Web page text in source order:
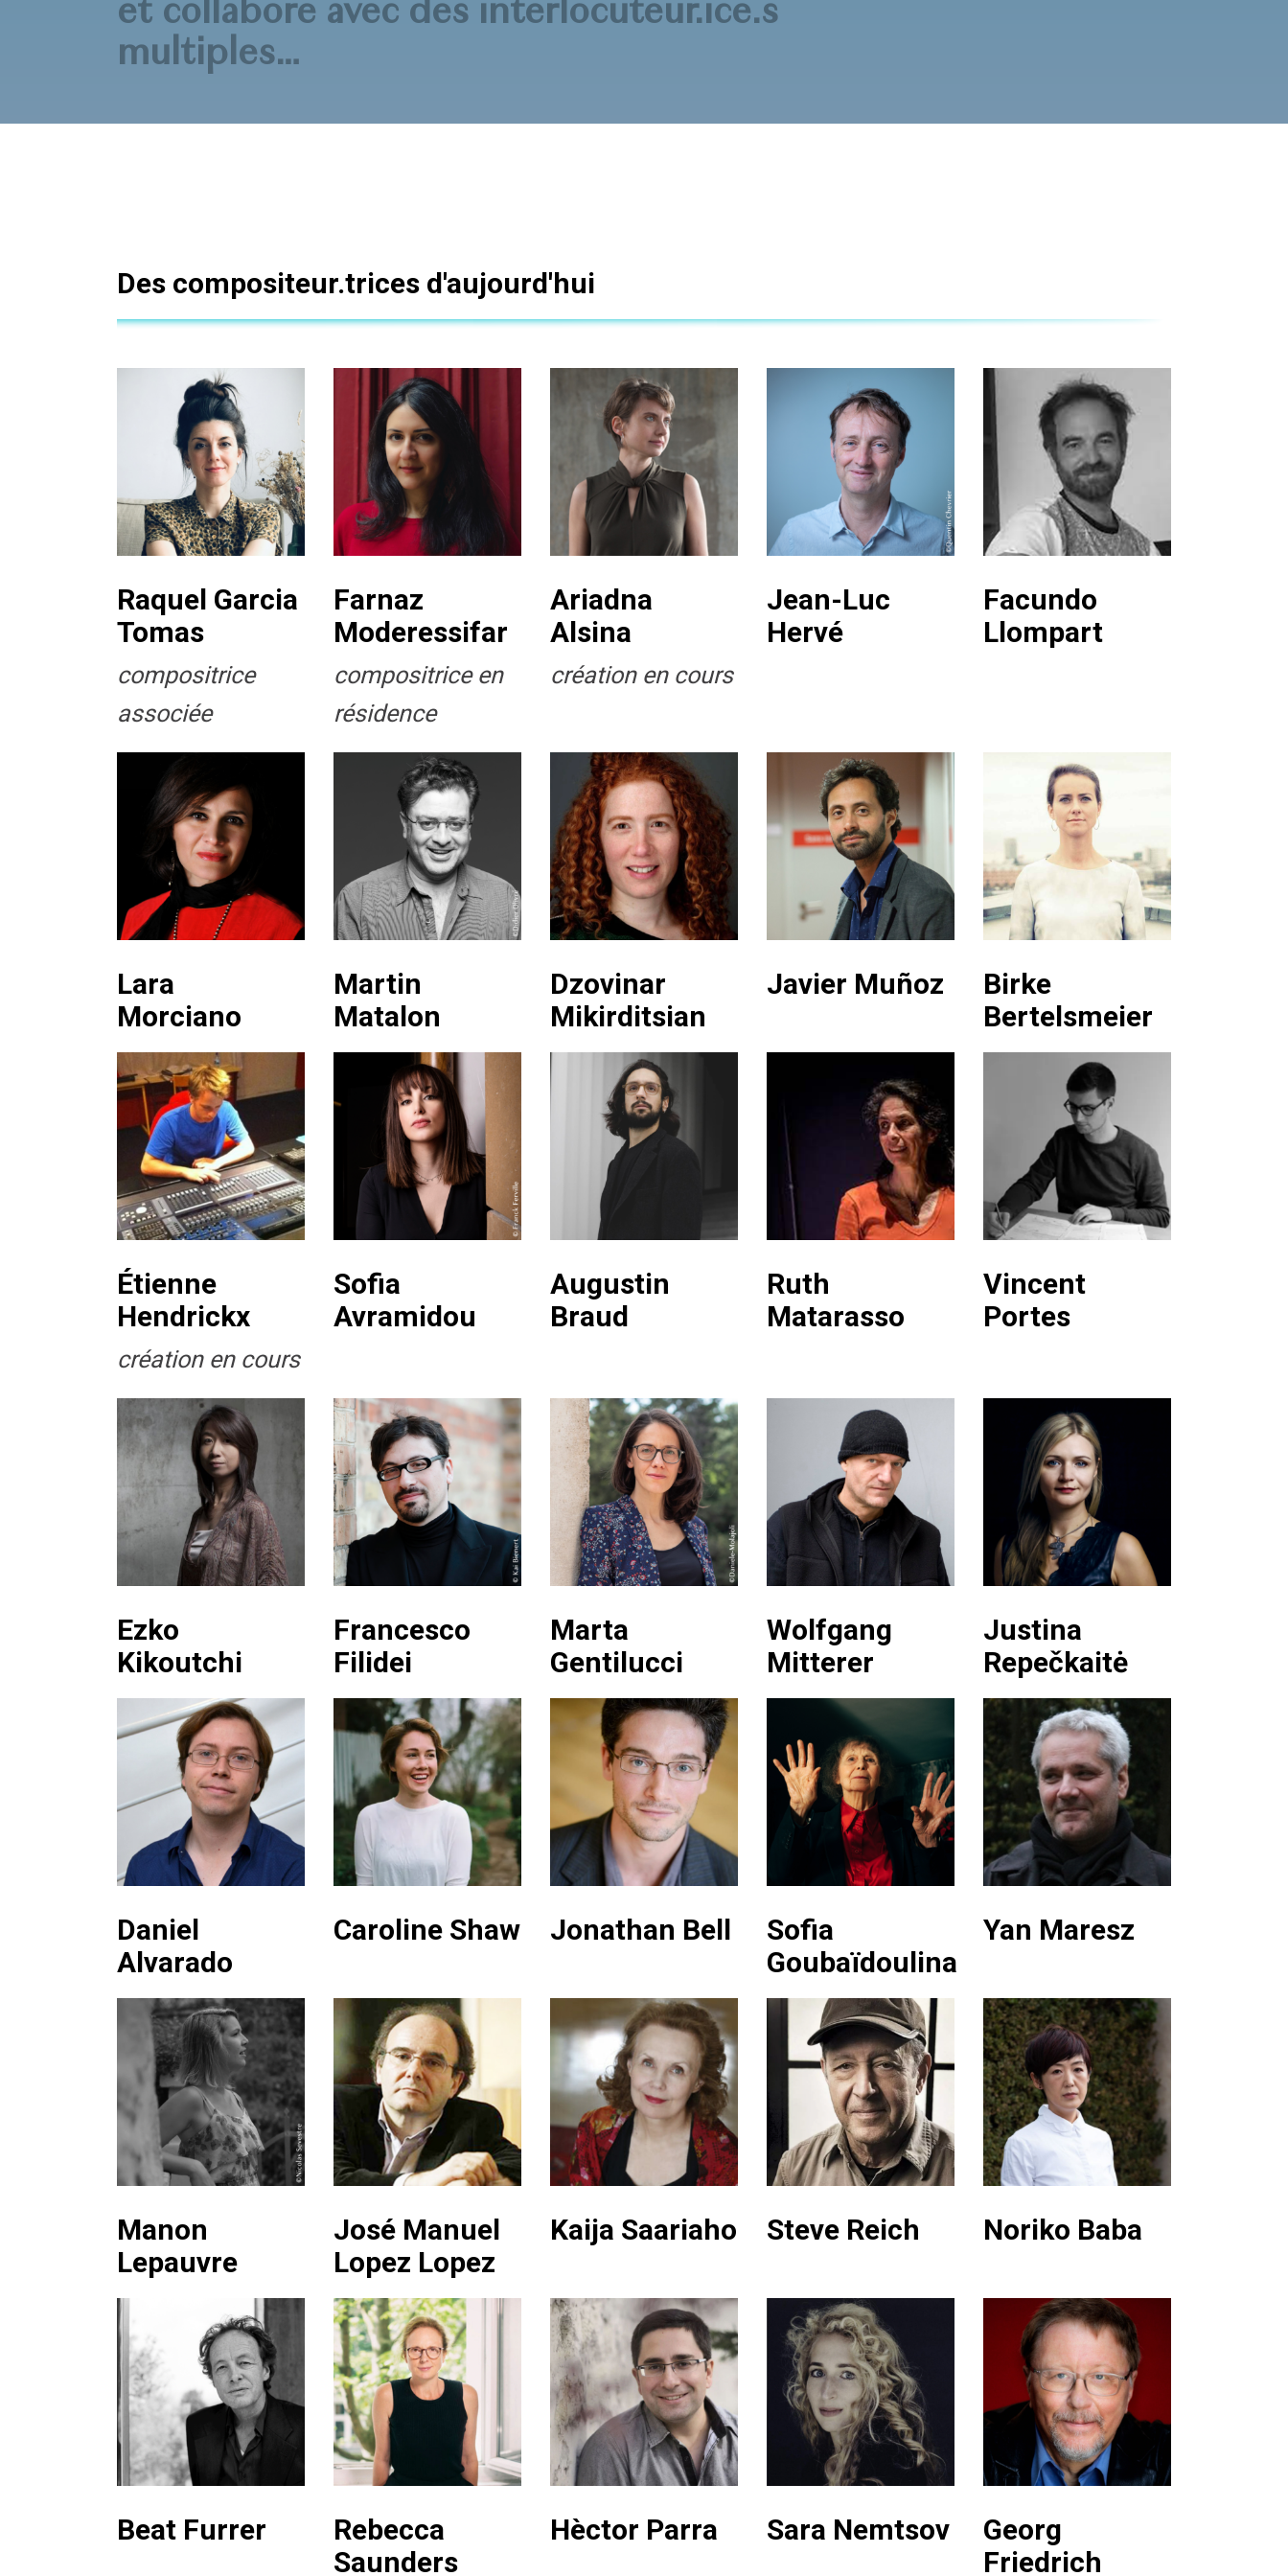
et collabore avec des interlocuteur.ice.s
multiples…
Des compositeur.trices d'aujourd'hui
Raquel Garcia
Tomas
compositrice
associée
Farnaz
Moderessifar
compositrice en
résidence
Ariadna
Alsina
création en cours
Jean-Luc
Hervé
Facundo
Llompart
Lara
Morciano
Martin
Matalon
Dzovinar
Mikirditsian
Javier Muñoz
Birke
Bertelsmeier
Étienne
Hendrickx
création en cours
Sofia
Avramidou
Augustin
Braud
Ruth
Matarasso
Vincent
Portes
Ezko
Kikoutchi
Francesco
Filidei
Marta
Gentilucci
Wolfgang
Mitterer
Justina
Repečkaitė
Daniel
Alvarado
Caroline Shaw Jonathan Bell
Sofia
Goubaïdoulina
Yan Maresz
Manon
Lepauvre
José Manuel
Lopez Lopez
Kaija Saariaho Steve Reich Noriko Baba
Beat Furrer
Rebecca
Saunders
Hèctor Parra Sara Nemtsov
Georg
Friedrich